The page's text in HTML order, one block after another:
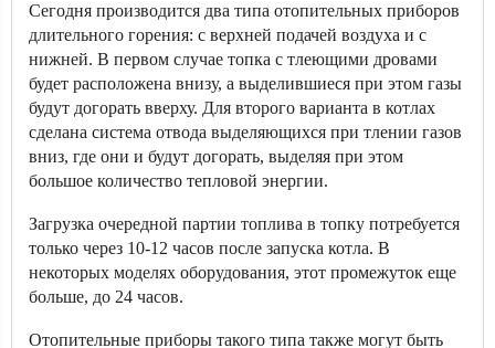
Сегодня производится два типа отопительных приборов
длительного горения: с верхней подачей воздуха и с
нижней. В первом случае топка с тлеющими дровами
будет расположена внизу, а выделившиеся при этом газы
будут догорать вверху. Для второго варианта в котлах
сделана система отвода выделяющихся при тлении газов
вниз, где они и будут догорать, выделяя при этом
большое количество тепловой энергии.
Загрузка очередной партии топлива в топку потребуется
только через 10-12 часов после запуска котла. В
некоторых моделях оборудования, этот промежуток еще
больше, до 24 часов.
Отопительные приборы такого типа также могут быть